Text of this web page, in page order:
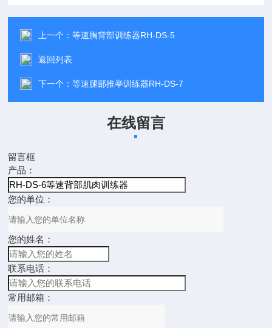
上一个：等速胸背部训练器RH-DS-5
返回列表
下一个：等速腿部推举训练器RH-DS-7
在线留言
留言框
产品：
您的单位：
您的姓名：
联系电话：
常用邮箱：